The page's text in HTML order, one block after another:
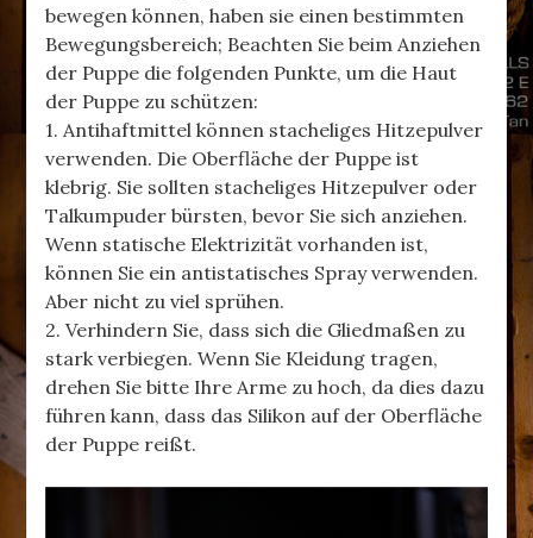
bewegen können, haben sie einen bestimmten
Bewegungsbereich; Beachten Sie beim Anziehen
der Puppe die folgenden Punkte, um die Haut
der Puppe zu schützen:
1. Antihaftmittel können stacheliges Hitzepulver
verwenden. Die Oberfläche der Puppe ist
klebrig. Sie sollten stacheliges Hitzepulver oder
Talkumpuder bürsten, bevor Sie sich anziehen.
Wenn statische Elektrizität vorhanden ist,
können Sie ein antistatisches Spray verwenden.
Aber nicht zu viel sprühen.
2. Verhindern Sie, dass sich die Gliedmaßen zu
stark verbiegen. Wenn Sie Kleidung tragen,
drehen Sie bitte Ihre Arme zu hoch, da dies dazu
führen kann, dass das Silikon auf der Oberfläche
der Puppe reißt.